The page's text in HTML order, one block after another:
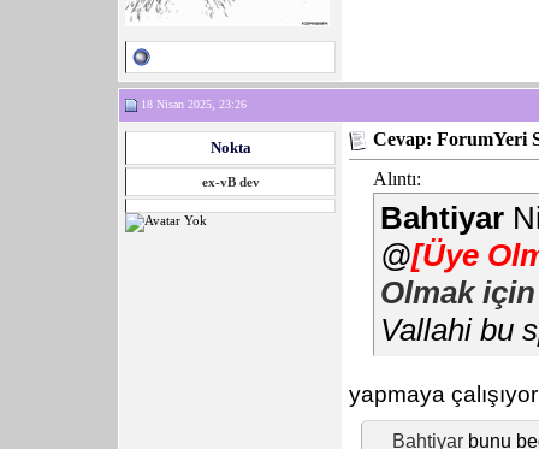
18 Nisan 2025, 23:26
Nokta
ex-vB dev
Cevap: ForumYeri
Alıntı:
Bahtiyar
@[Üye
Olmak
Vallahi bu
yapmaya
Bahtiyar bunu